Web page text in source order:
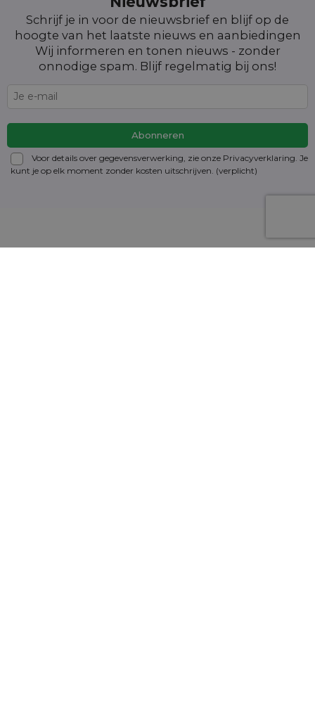
Schrijf je in voor de nieuwsbrief en blijf op de
hoogte van het laatste nieuws en aanbiedingen
Wij informeren en tonen nieuws - zonder
onnodige spam. Blijf regelmatig bij ons!
Voor details over gegevensverwerking, zie onze Privacyverklaring. Je
kunt je op elk moment zonder kosten uitschrijven. (verplicht)